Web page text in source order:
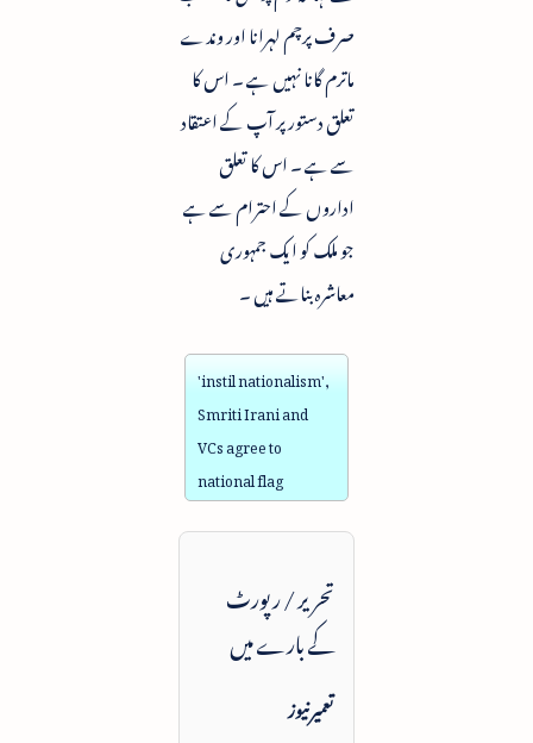
صرف پرچم لہرانا اور وندے
ماترم گانا نہیں ہے ۔ اس کا
تعلق دستور پر آپ کے اعتقاد
سے ہے ۔ اس کا تعلق
اداروں کے احترام سے ہے
جو ملک کو ایک جمہوری
معاشرہ بناتے ہیں ۔
'instil nationalism',
Smriti Irani and
VCs agree to
national flag
تحریر / رپورٹ
کے بارے میں
تعمیرنیوز